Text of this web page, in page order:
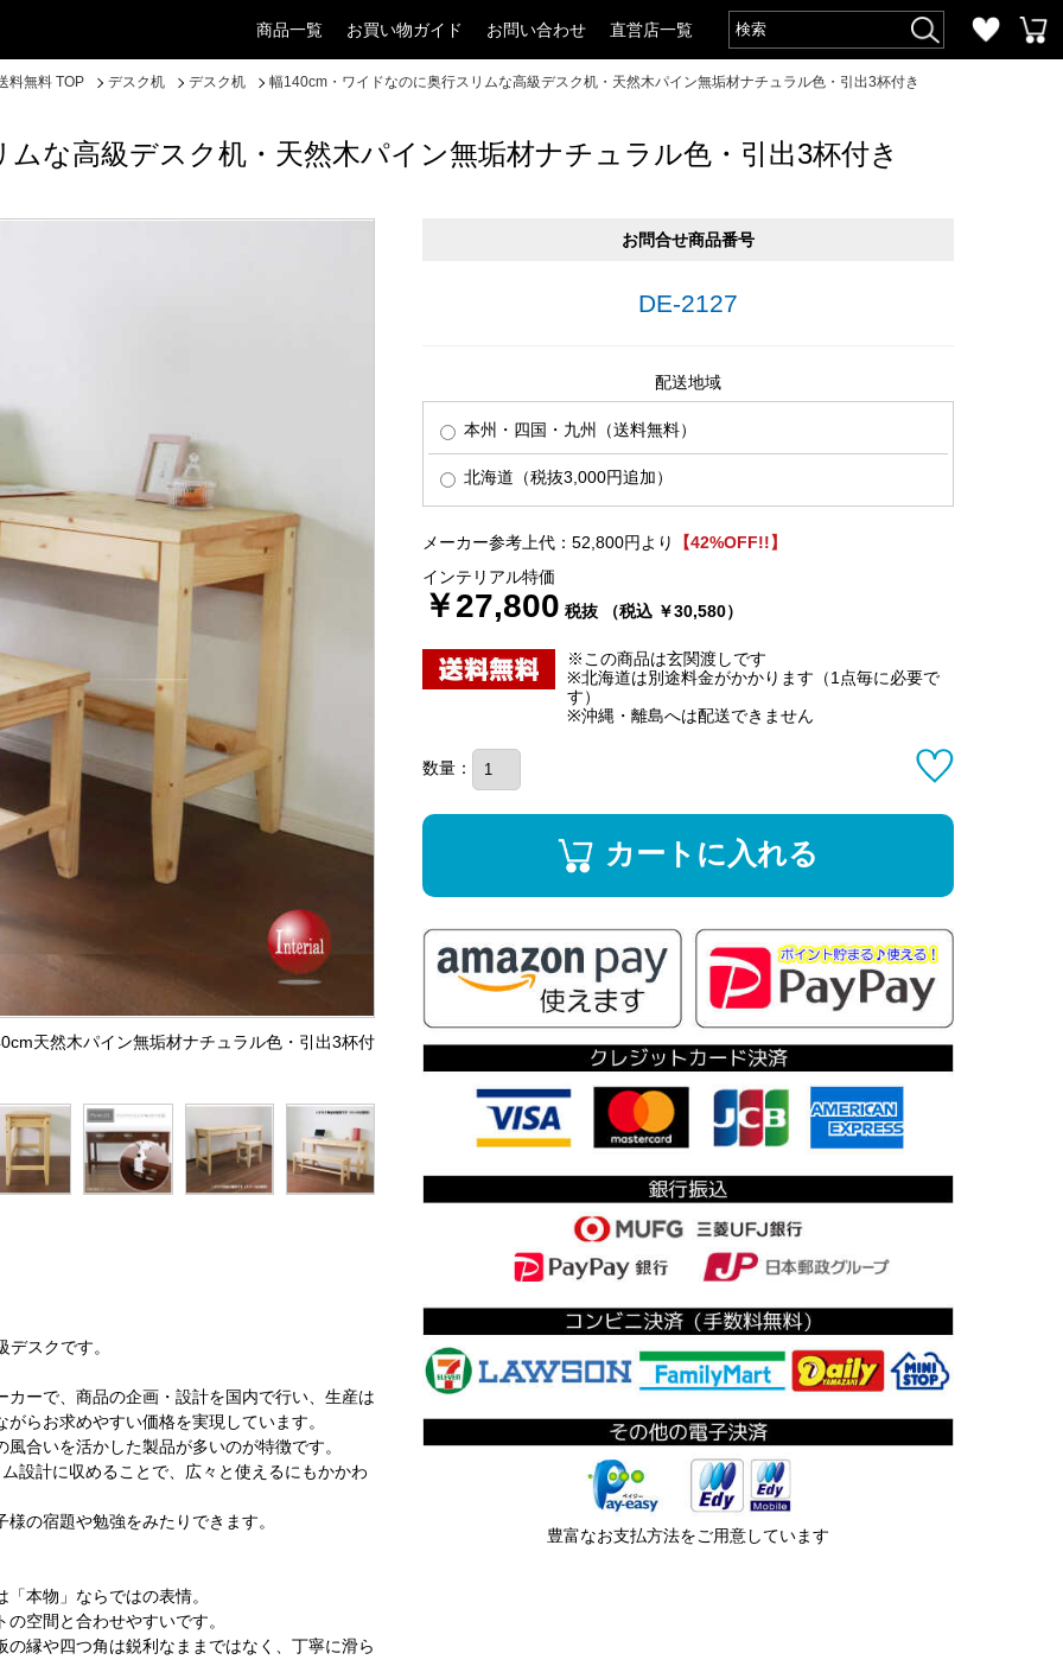
商品一覧 お買い物ガイド お問い合わせ 直営店一覧
料無料 TOP デスク机 デスク机 幅140cm・ワイドなのに奥行スリムな高級デスク机・天然木パイン無垢材ナチュラル色・引出3杯付き
な高級デスク机・天然木パイン無垢材ナチュラル色・引出3杯付き
天然木パイン無垢材ナチュラル色・引出3杯付
スクです。
ーで、商品の企画・設計を国内で行い、生産は
らお求めやすい価格を実現しています。
合いを活かした製品が多いのが特徴です。
設計に収めることで、広々と使えるにもかかわ
の宿題や勉強をみたりできます。
本物」ならではの表情。
空間と合わせやすいです。
縁や四つ角は鋭利なままではなく、丁寧に滑ら
お問合せ商品番号
DE-2127
配送地域
本州・四国・九州（送料無料）
北海道（税抜3,000円追加）
メーカー参考上代：52,800円より
【42%OFF!!】
インテリアル特価
￥27,800 税抜 （税込 ￥30,580）
※この商品は玄関渡しです
※北海道は別途料金がかかります（1点毎に必要で
す）
※沖縄・離島へは配送できません
数量：
カートに入れる
豊富なお支払方法をご用意しています